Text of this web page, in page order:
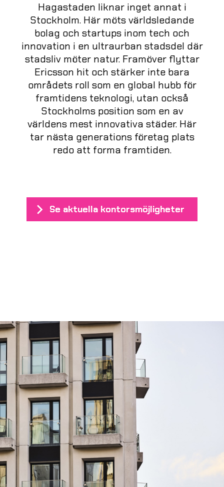
Hagastaden liknar inget annat i
Stockholm. Här möts världsledande
bolag och startups inom tech och
innovation i en ultraurban stadsdel där
stadsliv möter natur. Framöver flyttar
Ericsson hit och stärker inte bara
områdets roll som en global hubb för
framtidens teknologi, utan också
Stockholms position som en av
världens mest innovativa städer. Här
tar nästa generations företag plats
redo att forma framtiden.
Se aktuella kontorsmöjligheter